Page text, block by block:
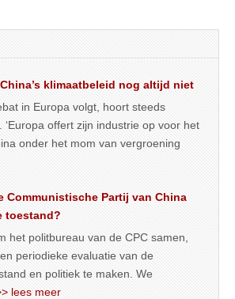
klimaatbeleid nog altijd niet
in Europa volgt, hoort steeds
‘Europa offert zijn industrie op voor het
onder het mom van vergroening
Communistische Partij van China
toestand?
het politbureau van de CPC samen,
periodieke evaluatie van de
en politiek te maken. We
lees meer